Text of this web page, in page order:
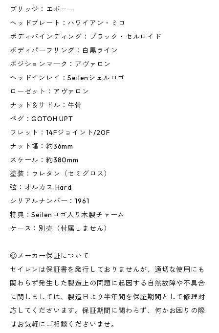
ブリッジ：エボニー
ヘッドプレート：ハワイアン・ミロ
ボディバインディング：ブラック・セルロイド
ボディパーフリング：白黒ライン
ポジションマーク：アヴァロン
ヘッドインレイ：Seilenシェルロゴ
ローゼット：アヴァロン
ナット＆サドル：牛骨
ペグ：GOTOH UPT
フレット：14Fジョイント/20F
ナット幅：約36mm
スケール：約380mm
塗装：ウレタン（セミグロス）
弦：オルカス Hard
シリアルナンバー：1961
特典：Seilenロゴ入り木製チャーム
ケース：別売（付属しません）
◎メーカー保証について
セイレンは保証書を発行しておりませんが、適切な使用にも
関わらず発生した製造上の問題に起因する自然故障や不具合
に関しましては、製造日より半年間を保証期間として修理対
応してくださいます。保証期間に関わらず、何かお困りの際
はお気軽にご相談くださいませ。